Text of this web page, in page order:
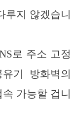
루지 않겠습니
로 주소 고정
기 방화벽의
가능할 겁니